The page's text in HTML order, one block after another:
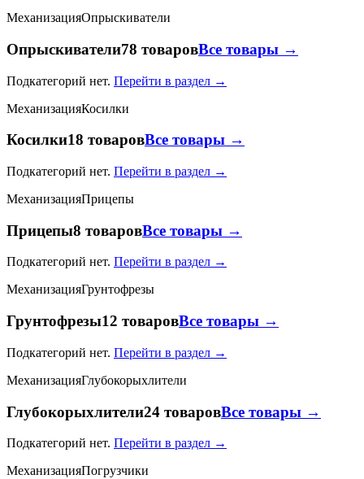
МеханизацияОпрыскиватели
Опрыскиватели78 товаровВсе товары →
Подкатегорий нет. Перейти в раздел →
МеханизацияКосилки
Косилки18 товаровВсе товары →
Подкатегорий нет. Перейти в раздел →
МеханизацияПрицепы
Прицепы8 товаровВсе товары →
Подкатегорий нет. Перейти в раздел →
МеханизацияГрунтофрезы
Грунтофрезы12 товаровВсе товары →
Подкатегорий нет. Перейти в раздел →
МеханизацияГлубокорыхлители
Глубокорыхлители24 товаровВсе товары →
Подкатегорий нет. Перейти в раздел →
МеханизацияПогрузчики